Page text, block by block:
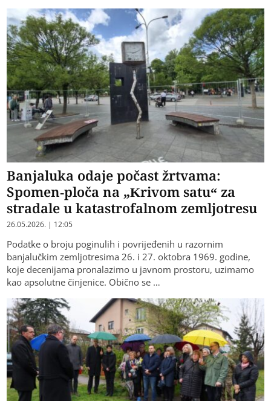
Banjaluka odaje počast žrtvama:
Spomen-ploča na „Krivom satu“ za
stradale u katastrofalnom zemljotresu
26.05.2026. | 12:05
Podatke o broju poginulih i povrijeđenih u razornim
banjalučkim zemljotresima 26. i 27. oktobra 1969. godine,
koje decenijama pronalazimo u javnom prostoru, uzimamo
kao apsolutne činjenice. Obično se …